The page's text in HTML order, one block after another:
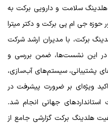
سلامت و دارویی برکت به
حوزه جی ام پی برکت و دکتر میترا
برکت، با مدیران ارشد شرکت
در این نشست‌ها، ضمن بررسی و
پشتیبانی، سیستم‌های آب‌سازی،
ویژه‌ای بر ضرورت پیشرفت در
استانداردهای جهانی انجام شد.
هلدینگ برکت گزارشی جامع از